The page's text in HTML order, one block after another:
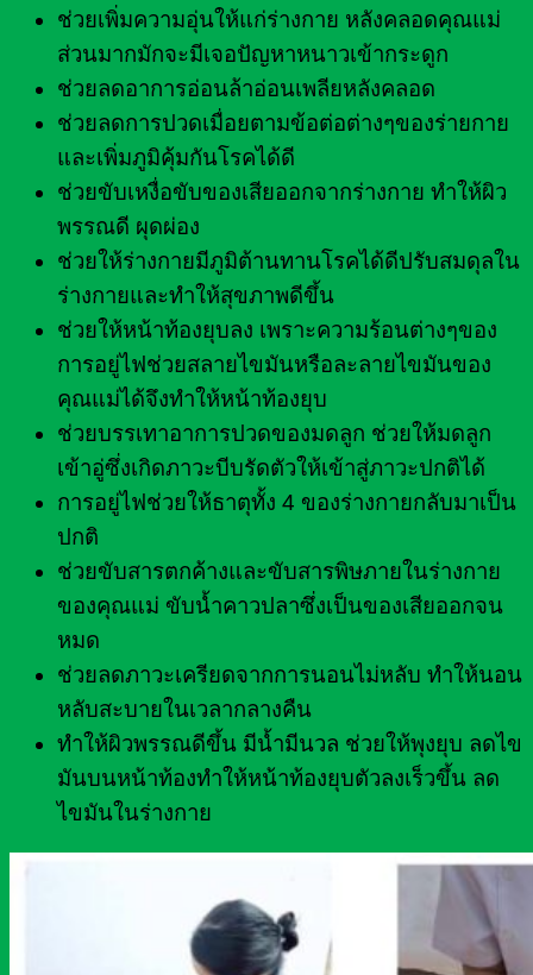
ช่วยเพิ่มความอุ่นให้แก่ร่างกาย หลังคลอดคุณแม่
ส่วนมากมักจะมีเจอปัญหาหนาวเข้ากระดูก
ช่วยลดอาการอ่อนล้าอ่อนเพลียหลังคลอด
ช่วยลดการปวดเมื่อยตามข้อต่อต่างๆของร่ายกาย
และเพิ่มภูมิคุ้มกันโรคได้ดี
ช่วยขับเหงื่อขับของเสียออกจากร่างกาย ทำให้ผิว
พรรณดี ผุดผ่อง
ช่วยให้ร่างกายมีภูมิต้านทานโรคได้ดีปรับสมดุลใน
ร่างกายและทำให้สุขภาพดีขึ้น
ช่วยให้หน้าท้องยุบลง เพราะความร้อนต่างๆของ
การอยู่ไฟช่วยสลายไขมันหรือละลายไขมันของ
คุณแม่ได้จึงทำให้หน้าท้องยุบ
ช่วยบรรเทาอาการปวดของมดลูก ช่วยให้มดลูก
เข้าอู่ซึ่งเกิดภาวะบีบรัดตัวให้เข้าสู่ภาวะปกติได้
การอยู่ไฟช่วยให้ธาตุทั้ง 4 ของร่างกายกลับมาเป็น
ปกติ
ช่วยขับสารตกค้างและขับสารพิษภายในร่างกาย
ของคุณแม่ ขับน้ำคาวปลาซึ่งเป็นของเสียออกจน
หมด
ช่วยลดภาวะเครียดจากการนอนไม่หลับ ทำให้นอน
หลับสะบายในเวลากลางคืน
ทำให้ผิวพรรณดีขึ้น มีน้ำมีนวล ช่วยให้พุงยุบ ลดไข
มันบนหน้าท้องทำให้หน้าท้องยุบตัวลงเร็วขึ้น ลด
ไขมันในร่างกาย